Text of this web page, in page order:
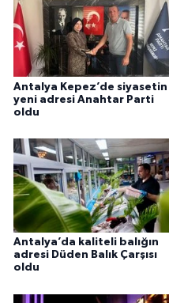
Antalya Kepez’de siyasetin
yeni adresi Anahtar Parti
oldu
Antalya’da kaliteli balığın
adresi Düden Balık Çarşısı
oldu